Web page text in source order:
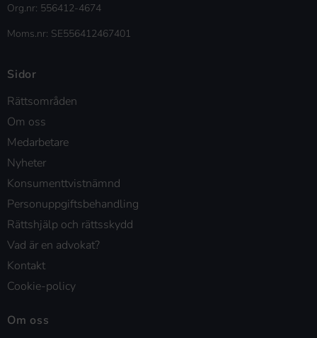
Org.nr: 556412-4674
Moms.nr: SE556412467401
Sidor
Rättsområden
Om oss
Medarbetare
Nyheter
Konsumenttvistnämnd
Personuppgiftsbehandling
Rättshjälp och rättsskydd
Vad är en advokat?
Kontakt
Cookie-policy
Om oss